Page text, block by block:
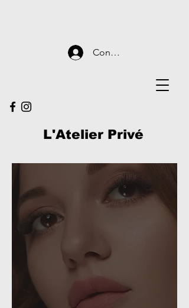
L'Atelier Privé
Connexion